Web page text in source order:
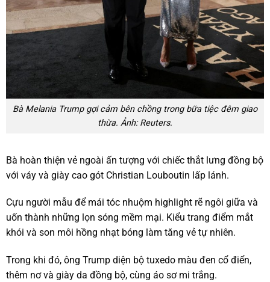
Bà Melania Trump gợi cảm bên chồng trong bữa tiệc đêm giao
thừa. Ảnh: Reuters.
Bà hoàn thiện vẻ ngoài ấn tượng với chiếc thắt lưng đồng bộ
với váy và giày cao gót Christian Louboutin lấp lánh.
Cựu người mẫu để mái tóc nhuộm highlight rẽ ngôi giữa và
uốn thành những lọn sóng mềm mại. Kiểu trang điểm mắt
khói và son môi hồng nhạt bóng làm tăng vẻ tự nhiên.
Trong khi đó, ông Trump diện bộ tuxedo màu đen cổ điển,
thêm nơ và giày da đồng bộ, cùng áo sơ mi trắng.